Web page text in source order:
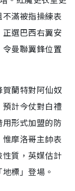
滿被指操練表
選巴西右翼安
曼聯翼鋒位置
蘭特對阿仙奴
計今仗對白禮
形式加盟的防
摩洛哥主帥表
質，英媒估計
標」登場。